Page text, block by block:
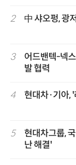
2 中 샤오펑, 광
3
어드밴텍-넥
발 협력
4 현대차·기아,
5
현대차그룹,
난 해결'